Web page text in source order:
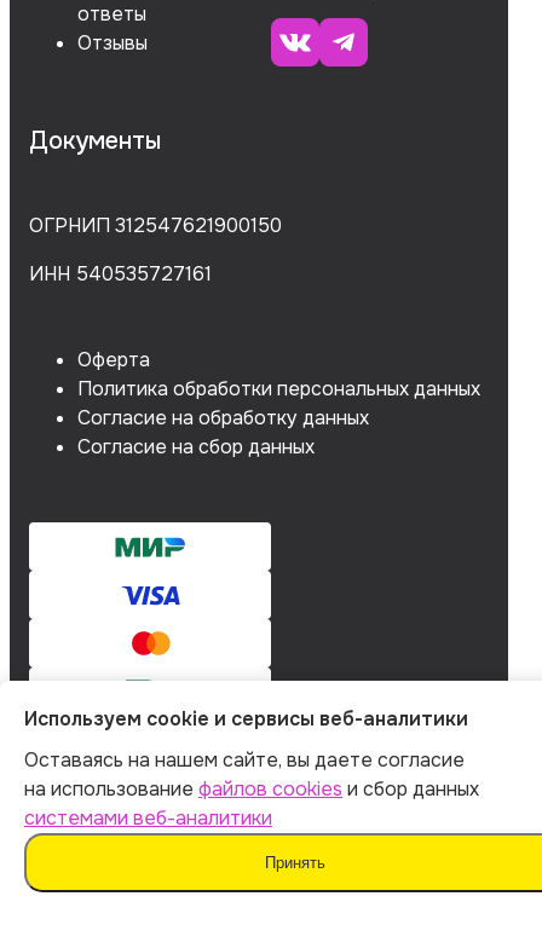
ответы
Отзывы
Документы
ОГРНИП 312547621900150
ИНН 540535727161
Оферта
Политика обработки персональных данных
Согласие на обработку данных
Согласие на сбор данных
Мы не поддерживаем нечестные методы обучения
и использование плагиата. Наш ИИ предназначен для
помощи в генерации идей.
Важно дополнять материал своими мыслями. Такой
подход поможет сохранить оригинальность
Используем cookie и сервисы веб-аналитики
Оставаясь на нашем сайте, вы даете согласие
на использование файлов cookies и сбор данных
системами веб-аналитики
Принять